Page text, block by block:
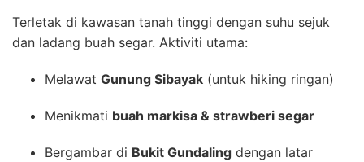
Terletak di kawasan tanah tinggi dengan suhu sejuk
dan ladang buah segar. Aktiviti utama:
Melawat Gunung Sibayak (untuk hiking ringan)
Menikmati buah markisa & strawberi segar
Bergambar di Bukit Gundaling dengan latar